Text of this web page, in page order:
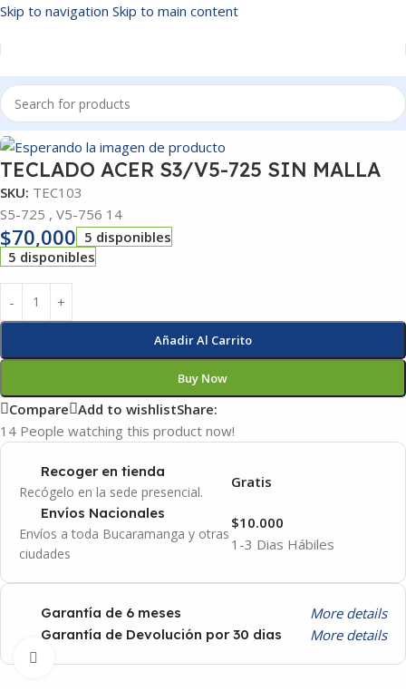
Skip to navigation Skip to main content
Inicio/TECLADOS
TECLADO ACER S3/V5-725 SIN MALLA
SKU: TEC103
S5-725 , V5-756 14
$70,000 5 disponibles
5 disponibles
Añadir Al Carrito
Buy Now
Compare Add to wishlistShare:
14 People watching this product now!
Recoger en tienda
Recógelo en la sede presencial.
Gratis
Envíos Nacionales
Envíos a toda Bucaramanga y otras
ciudades
1-3 Dias Hábiles
$10.000
Garantía de 6 meses More details
Garantía de Devolución por 30 dias More details